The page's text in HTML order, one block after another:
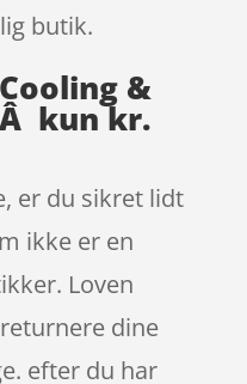
butik.
&
kun kr.
er du sikret lidt
ikke er en
Loven
dine
efter du har